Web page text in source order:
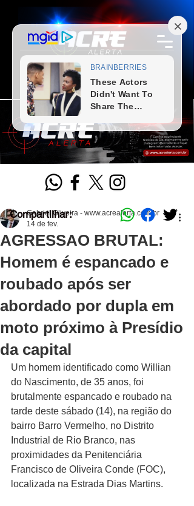
AGRESSAO BRUTAL:
Homem é espancado e
roubado após ser
abordado por dupla em
moto próximo à Presídio
da capital
Gabriel Oliveira - www.acrealerta.com.br
14 de fev.
Um homem identificado como Willian
do Nascimento, de 35 anos, foi
brutalmente espancado e roubado na
tarde deste sábado (14), na região do
bairro Barro Vermelho, no Distrito
Industrial de Rio Branco, nas
proximidades da Penitenciária
Francisco de Oliveira Conde (FOC),
localizada na Estrada Dias Martins.
Compartilhar: